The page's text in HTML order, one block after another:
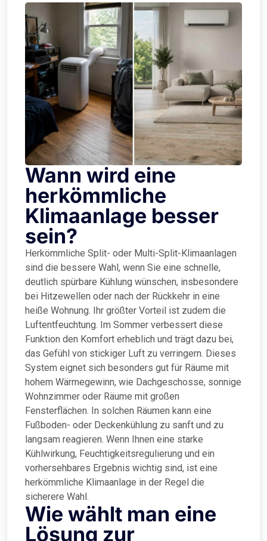
Wann wird eine
herkömmliche
Klimaanlage besser
sein?
Herkömmliche Split- oder Multi-Split-Klimaanlagen
sind die bessere Wahl, wenn Sie eine schnelle,
deutlich spürbare Kühlung wünschen, insbesondere
bei Hitzewellen oder nach der Rückkehr in eine
heiße Wohnung. Ihr größter Vorteil ist zudem die
Luftentfeuchtung. Im Sommer verbessert diese
Funktion den Komfort erheblich und trägt dazu bei,
das Gefühl von stickiger Luft zu verringern. Dieses
System eignet sich besonders gut für Räume mit
hohem Wärmegewinn, wie Dachgeschosse, sonnige
Wohnzimmer oder Räume mit großen
Fensterflächen. In solchen Räumen kann eine
Fußboden- oder Deckenkühlung zu sanft und zu
langsam reagieren. Wenn Ihnen eine starke
Kühlwirkung, Feuchtigkeitsregulierung und ein
vorhersehbares Ergebnis wichtig sind, ist eine
herkömmliche Klimaanlage in der Regel die
sicherere Wahl.
Wie wählt man eine
Lösung zur